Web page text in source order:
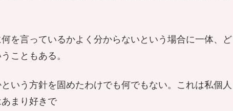
を言っているかよく分からないという場合に一体、ど
こともある。
いう方針を固めたわけでも何でもない。これは私個人
まり好きで